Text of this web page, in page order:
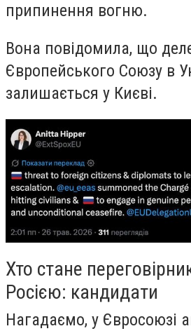
припинення вогню.
Вона повідомила, що
Європейського Союзу в
залишається у Києві.
Хто стане
Росією: кандидати
Нагадаємо, у Євросоюзі